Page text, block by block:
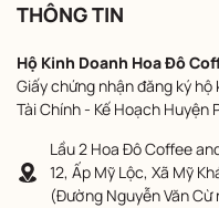
THÔNG TIN
Hộ Kinh Doanh Hoa Đô
Giấy chứng nhận đăng ký hộ
Tài Chính - Kế Hoạch
Lầu 2 Hoa Đô Coffee
12, Ấp Mỹ Lộc, Xã Mỹ
(Đường Nguyễn Văn Cừ